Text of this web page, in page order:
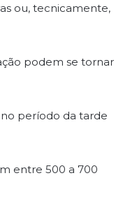
ou, tecnicamente,
podem se tornar
período da tarde
entre 500 a 700